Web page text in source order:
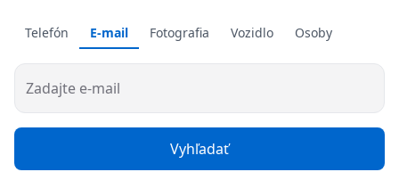
Telefón E-mail Fotografia Vozidlo Osoby
Zadajte e-mail
Vyhľadať